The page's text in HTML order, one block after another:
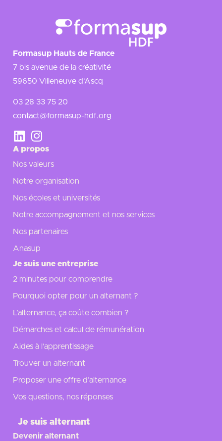
Formasup Hauts de France
7 bis avenue de la créativité
59650 Villeneuve d’Ascq
03 28 33 75 20
contact@formasup-hdf.org
A propos
Nos valeurs
Notre organisation
Nos écoles et universités
Notre accompagnement et nos services
Nos partenaires
Anasup
Je suis une entreprise
2 minutes pour comprendre
Pourquoi opter pour un alternant ?
L’alternance, ça coûte combien ?
Démarches et calcul de rémunération
Aides à l’apprentissage
Trouver un alternant
Proposer une offre d’alternance
Vos questions, nos réponses
Je suis alternant
Devenir alternant